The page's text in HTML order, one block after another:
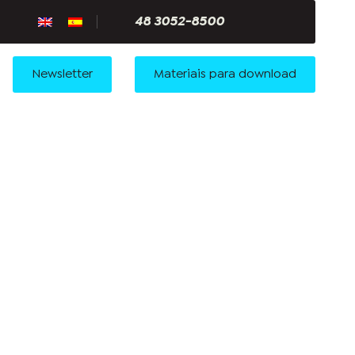
48 3052-8500
Newsletter Materiais para download